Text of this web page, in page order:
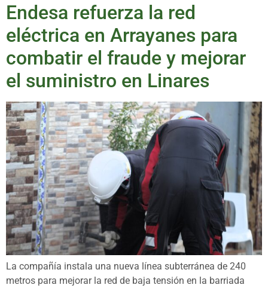
Endesa refuerza la red
eléctrica en Arrayanes para
combatir el fraude y mejorar
el suministro en Linares
La compañía instala una nueva línea subterránea de 240
metros para mejorar la red de baja tensión en la barriada